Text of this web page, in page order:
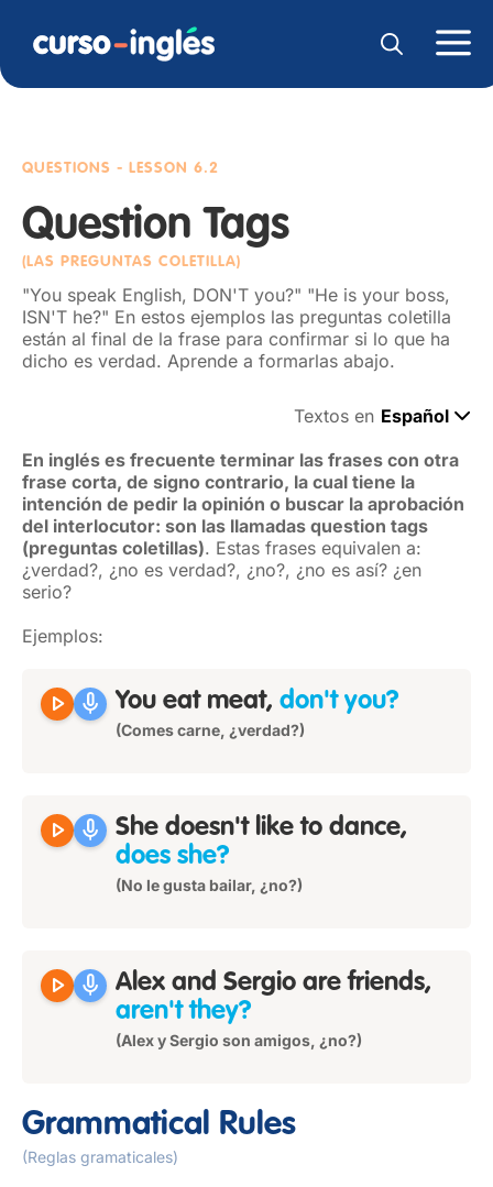
QUESTIONS - LESSON 6.2
Question Tags
(LAS PREGUNTAS COLETILLA)
"You speak English, DON'T you?" "He is your boss,
ISN'T he?" En estos ejemplos las preguntas coletilla
están al final de la frase para confirmar si lo que ha
dicho es verdad. Aprende a formarlas abajo.
Textos en Español
En inglés es frecuente terminar las frases con otra
frase corta, de signo contrario, la cual tiene la
intención de pedir la opinión o buscar la aprobación
del interlocutor: son las llamadas question tags
(preguntas coletillas). Estas frases equivalen a:
¿verdad?, ¿no es verdad?, ¿no?, ¿no es así? ¿en
serio?
Ejemplos:
play_arrow mic You eat meat, don't you?
(Comes carne, ¿verdad?)
play_arrow mic She doesn't like to dance,
does she?
(No le gusta bailar, ¿no?)
play_arrow mic Alex and Sergio are friends,
aren't they?
(Alex y Sergio son amigos, ¿no?)
Grammatical Rules
(Reglas gramaticales)